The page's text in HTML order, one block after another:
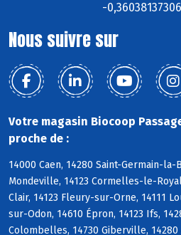
-
Nous suivre sur
Votre magasin Biocoop
proche de :
14000 Caen, 14280 Saint-Germain-la-
Mondeville, 14123 Cormelles-le-
Clair, 14123 Fleury-sur-Orne, 14111
sur-Odon, 14610 Épron, 14123 Ifs,
Colombelles, 14730 Giberville, 14280